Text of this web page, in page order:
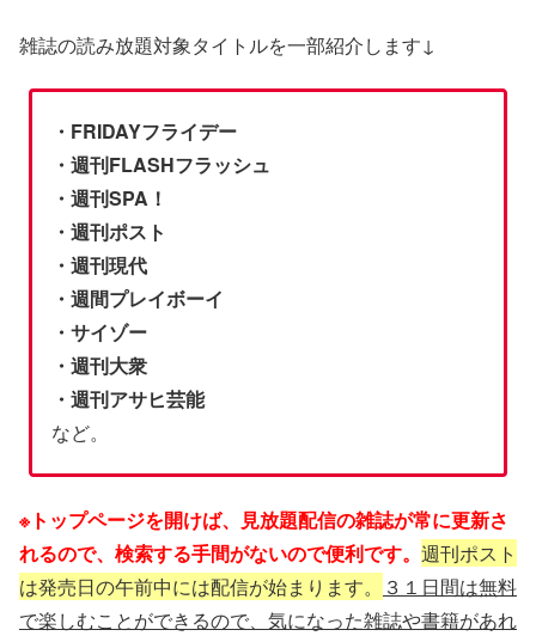
雑誌の読み放題対象タイトルを一部紹介します↓
・FRIDAYフライデー
・週刊FLASHフラッシュ
・週刊SPA！
・週刊ポスト
・週刊現代
・週間プレイボーイ
・サイゾー
・週刊大衆
・週刊アサヒ芸能
など。
※トップページを開けば、見放題配信の雑誌が常に更新さ
れるので、検索する手間がないので便利です。 週刊ポスト
は発売日の午前中には配信が始まります。
３１日間は無料
で楽しむことができるので、気になった雑誌や書籍があれ